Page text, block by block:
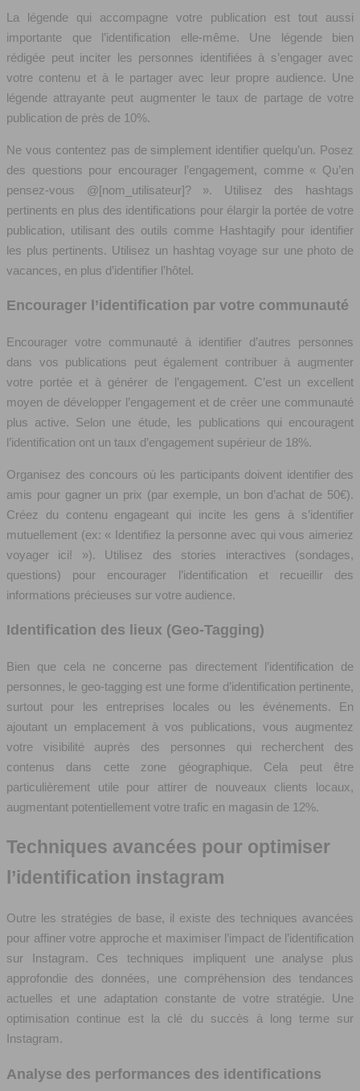
La légende qui accompagne votre publication est tout aussi
importante que l’identification elle-même. Une légende bien
rédigée peut inciter les personnes identifiées à s’engager avec
votre contenu et à le partager avec leur propre audience. Une
légende attrayante peut augmenter le taux de partage de votre
publication de près de 10%.
Ne vous contentez pas de simplement identifier quelqu’un. Posez
des questions pour encourager l’engagement, comme « Qu’en
pensez-vous @[nom_utilisateur]? ». Utilisez des hashtags
pertinents en plus des identifications pour élargir la portée de votre
publication, utilisant des outils comme Hashtagify pour identifier
les plus pertinents. Utilisez un hashtag voyage sur une photo de
vacances, en plus d’identifier l’hôtel.
Encourager l’identification par votre communauté
Encourager votre communauté à identifier d’autres personnes
dans vos publications peut également contribuer à augmenter
votre portée et à générer de l’engagement. C’est un excellent
moyen de développer l’engagement et de créer une communauté
plus active. Selon une étude, les publications qui encouragent
l’identification ont un taux d’engagement supérieur de 18%.
Organisez des concours où les participants doivent identifier des
amis pour gagner un prix (par exemple, un bon d’achat de 50€).
Créez du contenu engageant qui incite les gens à s’identifier
mutuellement (ex: « Identifiez la personne avec qui vous aimeriez
voyager ici! »). Utilisez des stories interactives (sondages,
questions) pour encourager l’identification et recueillir des
informations précieuses sur votre audience.
Identification des lieux (Geo-Tagging)
Bien que cela ne concerne pas directement l’identification de
personnes, le geo-tagging est une forme d’identification pertinente,
surtout pour les entreprises locales ou les événements. En
ajoutant un emplacement à vos publications, vous augmentez
votre visibilité auprès des personnes qui recherchent des
contenus dans cette zone géographique. Cela peut être
particulièrement utile pour attirer de nouveaux clients locaux,
augmentant potentiellement votre trafic en magasin de 12%.
Techniques avancées pour optimiser
l’identification instagram
Outre les stratégies de base, il existe des techniques avancées
pour affiner votre approche et maximiser l’impact de l’identification
sur Instagram. Ces techniques impliquent une analyse plus
approfondie des données, une compréhension des tendances
actuelles et une adaptation constante de votre stratégie. Une
optimisation continue est la clé du succès à long terme sur
Instagram.
Analyse des performances des identifications